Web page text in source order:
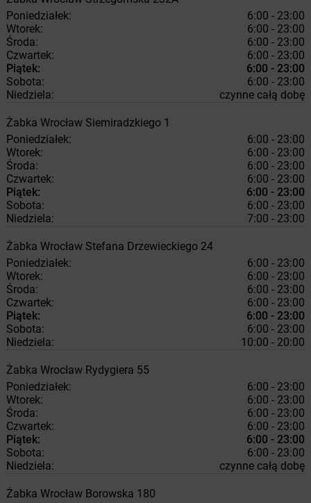
Poniedziałek:
6:00 - 23:00
Wtorek:
6:00 - 23:00
Środa:
6:00 - 23:00
Czwartek:
6:00 - 23:00
Piątek:
6:00 - 23:00
Sobota:
6:00 - 23:00
Niedziela:
czynne całą dobę
Żabka Wrocław Siemiradzkiego 1
Poniedziałek:
6:00 - 23:00
Wtorek:
6:00 - 23:00
Środa:
6:00 - 23:00
Czwartek:
6:00 - 23:00
Piątek:
6:00 - 23:00
Sobota:
6:00 - 23:00
Niedziela:
7:00 - 23:00
Żabka Wrocław Stefana Drzewieckiego 24
Poniedziałek:
6:00 - 23:00
Wtorek:
6:00 - 23:00
Środa:
6:00 - 23:00
Czwartek:
6:00 - 23:00
Piątek:
6:00 - 23:00
Sobota:
6:00 - 23:00
Niedziela:
10:00 - 20:00
Żabka Wrocław Rydygiera 55
Poniedziałek:
6:00 - 23:00
Wtorek:
6:00 - 23:00
Środa:
6:00 - 23:00
Czwartek:
6:00 - 23:00
Piątek:
6:00 - 23:00
Sobota:
6:00 - 23:00
Niedziela:
czynne całą dobę
Żabka Wrocław Borowska 180